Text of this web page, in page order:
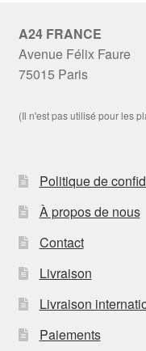
A24 FRANCE
Avenue Félix Faure
75015 Paris
(Il n'est pas utilisé pour les
Politique de
À propos de nous
Contact
Livraison
Livraison
Paiements